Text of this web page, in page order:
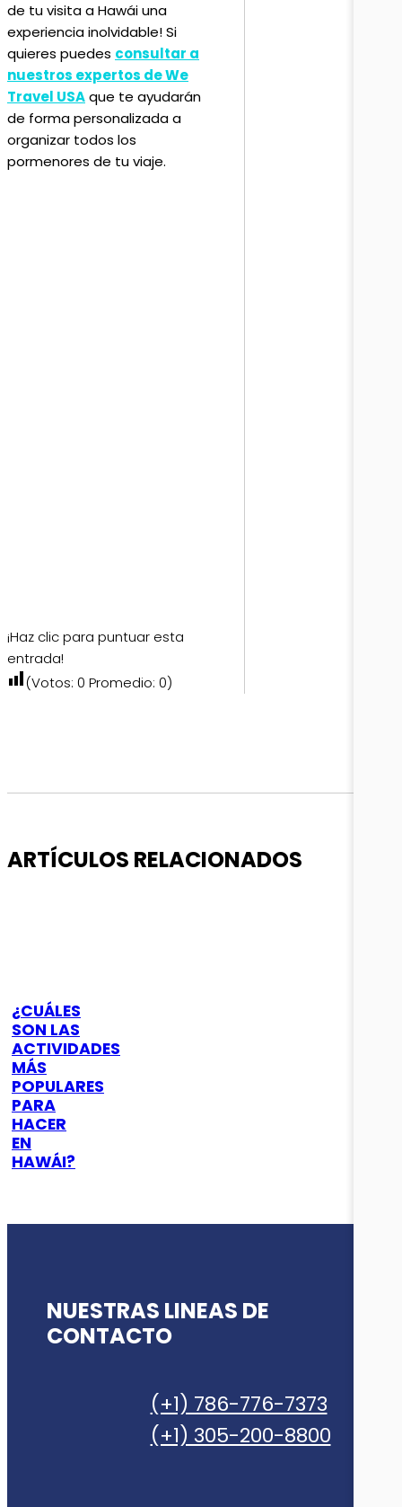
de tu visita a Hawái una
experiencia inolvidable! Si
quieres puedes consultar a
nuestros expertos de We
Travel USAque te ayudarán
de forma personalizada a
organizar todos los
pormenores de tu viaje.
¡Haz clic para puntuar esta
entrada!
(Votos: 0 Promedio: 0)
ARTÍCULOS RELACIONADOS
¿CUÁLES
SON LAS
ACTIVIDADES
MÁS
POPULARES
PARA
HACER
EN
HAWÁI?
NUESTRAS LINEAS DE
CONTACTO
(+1) 786-776-7373
(+1) 305-200-8800